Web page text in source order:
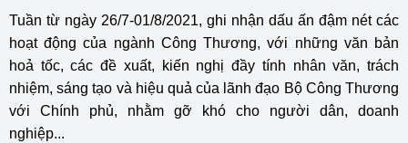
Tuần từ ngày 26/7-01/8/2021, ghi nhận dấu ấn đậm nét các
hoạt động của ngành Công Thương, với những văn bản
hoả tốc, các đề xuất, kiến nghị đầy tính nhân văn, trách
nhiệm, sáng tạo và hiệu quả của lãnh đạo Bộ Công Thương
với Chính phủ, nhằm gỡ khó cho người dân, doanh
nghiệp...